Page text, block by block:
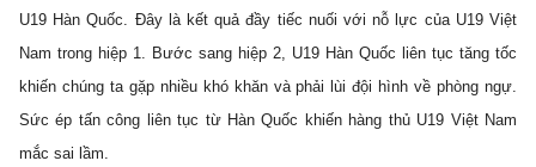
U19 Hàn Quốc. Đây là kết quả đầy tiếc nuối với nỗ lực của U19 Việt
Nam trong hiệp 1. Bước sang hiệp 2, U19 Hàn Quốc liên tục tăng tốc
khiến chúng ta gặp nhiều khó khăn và phải lùi đội hình về phòng ngự.
Sức ép tấn công liên tục từ Hàn Quốc khiến hàng thủ U19 Việt Nam
mắc sai lầm.